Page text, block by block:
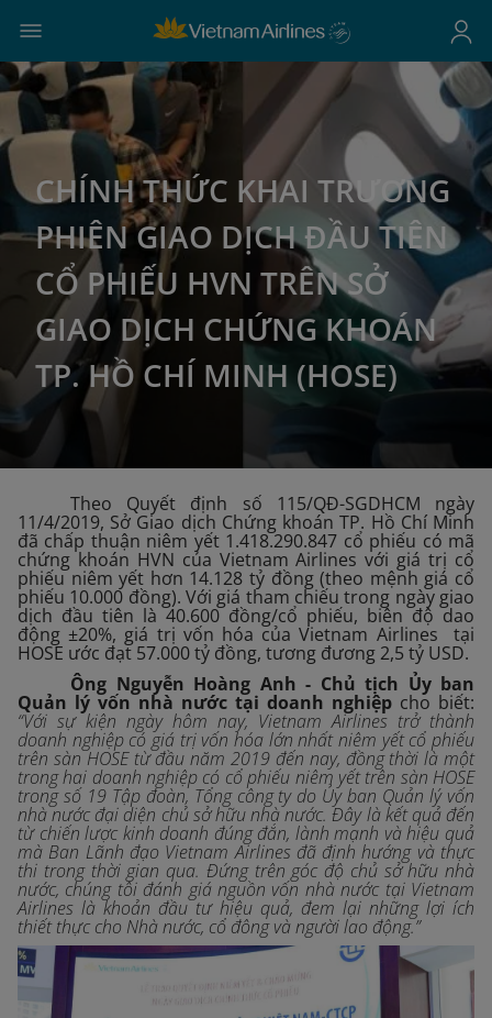
CHÍNH THỨC KHAI TRƯƠNG
PHIÊN GIAO DỊCH ĐẦU TIÊN
CỔ PHIẾU HVN TRÊN SỞ
GIAO DỊCH CHỨNG KHOÁN
TP. HỒ CHÍ MINH (HOSE)
Theo Quyết định số 115/QĐ-SGDHCM ngày
11/4/2019, Sở Giao dịch Chứng khoán TP. Hồ Chí Minh
đã chấp thuận niêm yết 1.418.290.847 cổ phiếu có mã
chứng khoán HVN của Vietnam Airlines với giá trị cổ
phiếu niêm yết hơn 14.128 tỷ đồng (theo mệnh giá cổ
phiếu 10.000 đồng). Với giá tham chiếu trong ngày giao
dịch đầu tiên là 40.600 đồng/cổ phiếu, biên độ dao
động ±20%, giá trị vốn hóa của Vietnam Airlines tại
HOSE ước đạt 57.000 tỷ đồng, tương đương 2,5 tỷ USD.
Ông Nguyễn Hoàng Anh - Chủ tịch Ủy ban
Quản lý vốn nhà nước tại doanh nghiệp cho biết:
“Với sự kiện ngày hôm nay, Vietnam Airlines trở thành
doanh nghiệp có giá trị vốn hóa lớn nhất niêm yết cổ phiếu
trên sàn HOSE từ đầu năm 2019 đến nay, đồng thời là một
trong hai doanh nghiệp có cổ phiếu niêm yết trên sàn HOSE
trong số 19 Tập đoàn, Tổng công ty do Ủy ban Quản lý vốn
nhà nước đại diện chủ sở hữu nhà nước. Đây là kết quả đến
từ chiến lược kinh doanh đúng đắn, lành mạnh và hiệu quả
mà Ban Lãnh đạo Vietnam Airlines đã định hướng và thực
thi trong thời gian qua. Đứng trên góc độ chủ sở hữu nhà
nước, chúng tôi đánh giá nguồn vốn nhà nước tại Vietnam
Airlines là khoản đầu tư hiệu quả, đem lại những lợi ích
thiết thực cho Nhà nước, cổ đông và người lao động.”